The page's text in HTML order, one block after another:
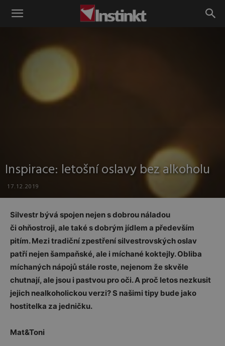
Instinkt
Inspirace: letošní oslavy bez alkoholu
17.12.2019
Silvestr bývá spojen nejen s dobrou náladou
či ohňostroji, ale také s dobrým jídlem a především
pitím. Mezi tradiční zpestření silvestrovských oslav
patří nejen šampaňské, ale i míchané koktejly. Obliba
míchaných nápojů stále roste, nejenom že skvěle
chutnají, ale jsou i pastvou pro oči. A proč letos nezkusit
jejich nealkoholickou verzi? S našimi tipy bude jako
hostitelka za jedničku.
Mat&Toni